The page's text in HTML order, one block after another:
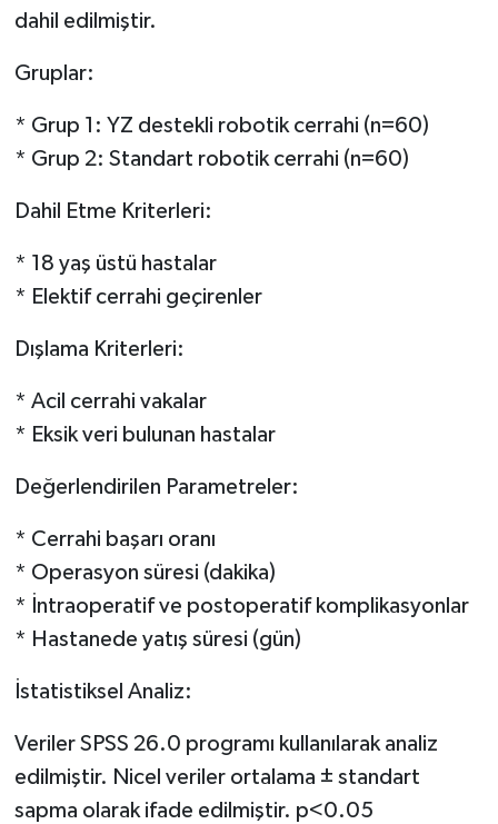
dahil edilmiştir.
Gruplar:
* Grup 1: YZ destekli robotik cerrahi (n=60)
* Grup 2: Standart robotik cerrahi (n=60)
Dahil Etme Kriterleri:
* 18 yaş üstü hastalar
* Elektif cerrahi geçirenler
Dışlama Kriterleri:
* Acil cerrahi vakalar
* Eksik veri bulunan hastalar
Değerlendirilen Parametreler:
* Cerrahi başarı oranı
* Operasyon süresi (dakika)
* İntraoperatif ve postoperatif komplikasyonlar
* Hastanede yatış süresi (gün)
İstatistiksel Analiz:
Veriler SPSS 26.0 programı kullanılarak analiz
edilmiştir. Nicel veriler ortalama ± standart
sapma olarak ifade edilmiştir. p<0.05